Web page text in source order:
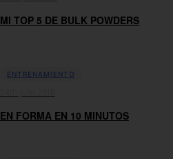
MI TOP 5 DE BULK POWDERS
ENTRENAMIENTO
EN FORMA EN 10 MINUTOS